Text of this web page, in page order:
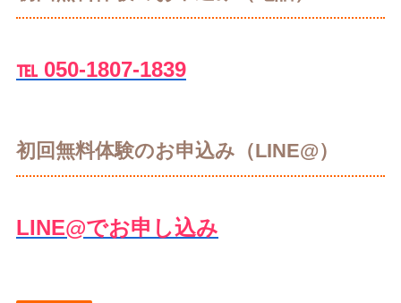
℡ 050-1807-1839
初回無料体験のお申込み（LINE@）
LINE@でお申し込み